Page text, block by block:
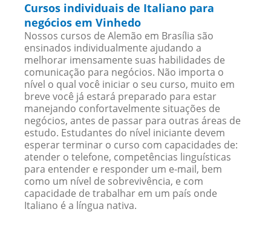
Cursos individuais de Italiano para
negócios em Vinhedo
Nossos cursos de Alemão em Brasília são
ensinados individualmente ajudando a
melhorar imensamente suas habilidades de
comunicação para negócios. Não importa o
nível o qual você iniciar o seu curso, muito em
breve você já estará preparado para estar
manejando confortavelmente situações de
negócios, antes de passar para outras áreas de
estudo. Estudantes do nível iniciante devem
esperar terminar o curso com capacidades de:
atender o telefone, competências linguísticas
para entender e responder um e-mail, bem
como um nível de sobrevivência, e com
capacidade de trabalhar em um país onde
Italiano é a língua nativa.